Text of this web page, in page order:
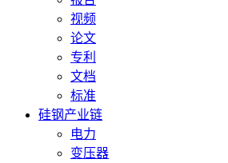
视频
论文
专利
文档
标准
硅钢产业链
电力
变压器